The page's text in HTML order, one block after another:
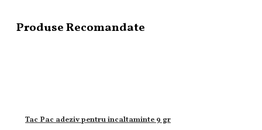
Produse Recomandate
Tac Pac adeziv pentru incaltaminte 9 gr